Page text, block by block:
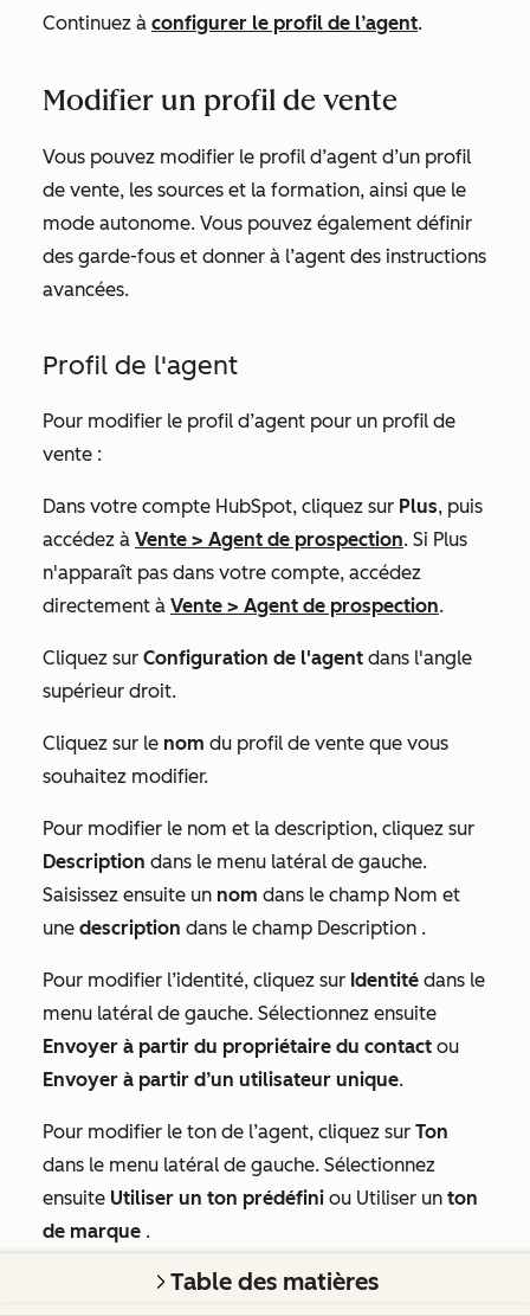
Continuez à configurer le profil de l’agent.
Modifier un profil de vente
Vous pouvez modifier le profil d’agent d’un profil
de vente, les sources et la formation, ainsi que le
mode autonome. Vous pouvez également définir
des garde-fous et donner à l’agent des instructions
avancées.
Profil de l'agent
Pour modifier le profil d’agent pour un profil de
vente :
Dans votre compte HubSpot, cliquez sur Plus, puis
accédez à Vente > Agent de prospection. Si Plus
n'apparaît pas dans votre compte, accédez
directement à Vente > Agent de prospection.
Cliquez sur Configuration de l'agent dans l'angle
supérieur droit.
Cliquez sur le nom du profil de vente que vous
souhaitez modifier.
Pour modifier le nom et la description, cliquez sur
Description dans le menu latéral de gauche.
Saisissez ensuite un nom dans le champ Nom et
une description dans le champ Description .
Pour modifier l’identité, cliquez sur Identité dans le
menu latéral de gauche. Sélectionnez ensuite
Envoyer à partir du propriétaire du contact ou
Envoyer à partir d’un utilisateur unique.
Pour modifier le ton de l’agent, cliquez sur Ton
dans le menu latéral de gauche. Sélectionnez
ensuite Utiliser un ton prédéfini ou Utiliser un ton
de marque .
Pour modifier la langue :Table des matières